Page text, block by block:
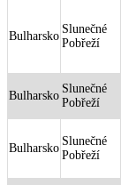
Bulharsko
Slunečné
Pobřeží
Bulharsko
Slunečné
Pobřeží
Bulharsko
Slunečné
Pobřeží